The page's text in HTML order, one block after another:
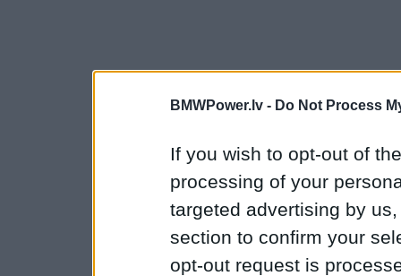
BMWPower.lv - Do Not Process
If you wish to opt-out of
processing of your
targeted advertising by
section to confirm your
opt-out request is